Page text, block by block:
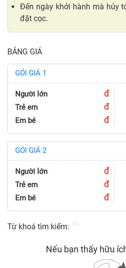
Đến ngày khởi hành mà hủy
đặt cọc.
BẢNG GIÁ
GÓI GIÁ 1
Người lớn đ
Trẻ em đ
Em bé đ
GÓI GIÁ 2
Người lớn đ
Trẻ em đ
Em bé đ
Từ khoá tìm kiếm:
Nếu bạn thấy hữu